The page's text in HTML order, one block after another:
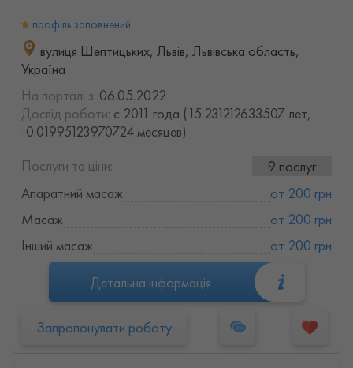
профіль заповнений
вулиця Шептицьких, Львів, Львівська область,
Україна
На порталі з: 06.05.2022
Досвід роботи: с 2011 года (15.231212633507 лет,
-0.01995123970724 месяцев)
Послуги та ціни:
9 послуг
Апаратний масаж
от 200 грн
Масаж
от 200 грн
Інший масаж
от 200 грн
Детальна інформація
Запропонувати роботу